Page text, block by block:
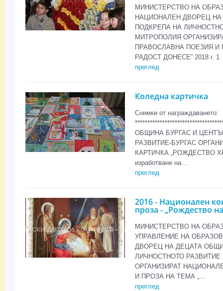
МИНИСТЕРСТВО НА
НАЦИОНАЛЕН ДВОРЕЦ
ПОДКРЕПА НА
МИТРОПОЛИЯ
ПРАВОСЛАВНА ПОЕЗИЯ И
РАДОСТ ДОНЕСЕ” 2018 г.
преглед
Коледна картичка
Снимки от награждаването:
ОБЩИНА БУРГАС И
РАЗВИТИЕ-БУРГАС
КАРТИЧКА „РОЖДЕСТВО
изработване на...
преглед
2016 - Национален
проза - „Рождество
МИНИСТЕРСТВО НА
УПРАВЛЕНИЕ НА
ДВОРЕЦ НА ДЕЦАТА
ЛИЧНОСТНОТО
ОРГАНИЗИРАТ
И ПРОЗА НА ТЕМА „...
преглед